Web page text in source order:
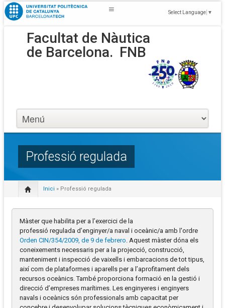
Select Language ▼
Facultat de Nàutica
de Barcelona. FNB
Professió regulada
Inici » Professió regulada
Màster que habilita per a l’exercici de la
professió regulada d’enginyer/a naval i oceànic/a amb l'ordre
Orden CIN/354/2009, de 9 de febrero. Aquest màster dóna els
coneixements necessaris per a la projecció, construcció,
manteniment i inspecció de vaixells i embarcacions de tot tipus,
així com de plataformes i aparells per a l’aprofitament dels
recursos oceànics. També proporciona formació en la gestió i
direcció d’empreses marítimes. Les enginyeres i enginyers
navals i oceànics són professionals amb capacitat per